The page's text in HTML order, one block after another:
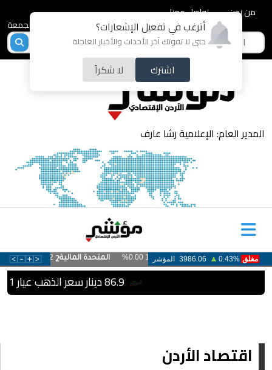
أترغب في تفعيل الإشعارات؟
حتى لا تفوتك آخر الأحداث والأخبار العاجلة
اشترك لا شكراً
من نحن
تواصل معنا
المدير العام: الإعلامية رشا عارف
86.9 دينار سعر الذهب عيار 21 بالسوق المحلية
اقتصاد الأردن